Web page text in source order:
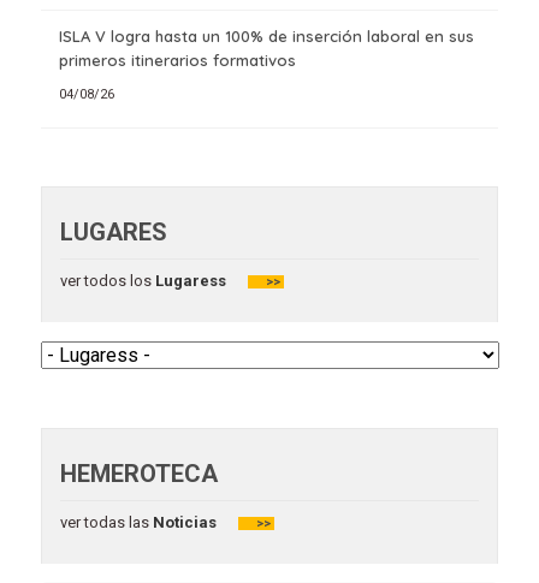
ISLA V logra hasta un 100% de inserción laboral en sus
primeros itinerarios formativos
04/08/26
LUGARES
ver todos losLugaress >>
HEMEROTECA
ver todas lasNoticias >>